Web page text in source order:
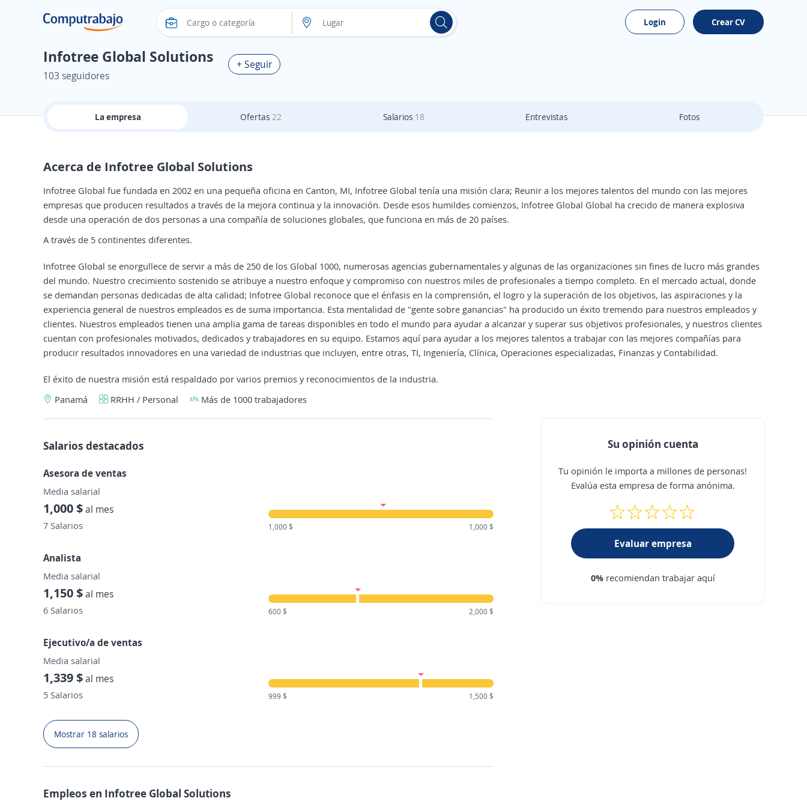
Login Crear CV
Infotree Global Solutions
103 seguidores
+ Seguir
La empresa Ofertas 22 Salarios 18 Entrevistas Fotos
Acerca de Infotree Global Solutions
Infotree Global fue fundada en 2002 en una pequeña oficina en Canton, MI, Infotree Global tenía una misión clara; Reunir a los mejores talentos del mundo con las mejores
empresas que producen resultados a través de la mejora continua y la innovación. Desde esos humildes comienzos, Infotree Global Global ha crecido de manera explosiva
desde una operación de dos personas a una compañía de soluciones globales, que funciona en más de 20 países.
A través de 5 continentes diferentes.
Infotree Global se enorgullece de servir a más de 250 de los Global 1000, numerosas agencias gubernamentales y algunas de las organizaciones sin fines de lucro más grandes
del mundo. Nuestro crecimiento sostenido se atribuye a nuestro enfoque y compromiso con nuestros miles de profesionales a tiempo completo. En el mercado actual, donde
se demandan personas dedicadas de alta calidad; Infotree Global reconoce que el énfasis en la comprensión, el logro y la superación de los objetivos, las aspiraciones y la
experiencia general de nuestros empleados es de suma importancia. Esta mentalidad de "gente sobre ganancias" ha producido un éxito tremendo para nuestros empleados y
clientes. Nuestros empleados tienen una amplia gama de tareas disponibles en todo el mundo para ayudar a alcanzar y superar sus objetivos profesionales, y nuestros clientes
cuentan con profesionales motivados, dedicados y trabajadores en su equipo. Estamos aquí para ayudar a los mejores talentos a trabajar con las mejores compañías para
producir resultados innovadores en una variedad de industrias que incluyen, entre otras, TI, Ingeniería, Clínica, Operaciones especializadas, Finanzas y Contabilidad.
El éxito de nuestra misión está respaldado por varios premios y reconocimientos de la industria.
Panamá
RRHH / Personal Más de 1000 trabajadores
Salarios destacados
Asesora de ventas
Media salarial
1,000 $al mes
7 Salarios 1,000 $ 1,000 $
Analista
Media salarial
1,150 $al mes
6 Salarios 600 $ 2,000 $
Ejecutivo/a de ventas
Media salarial
1,339 $al mes
5 Salarios 999 $ 1,500 $
Mostrar 18 salarios
Empleos en Infotree Global Solutions
Su opinión cuenta
Tu opinión le importa a millones de personas!
Evalúa esta empresa de forma anónima.
Evaluar empresa
0%recomiendan trabajar aquí